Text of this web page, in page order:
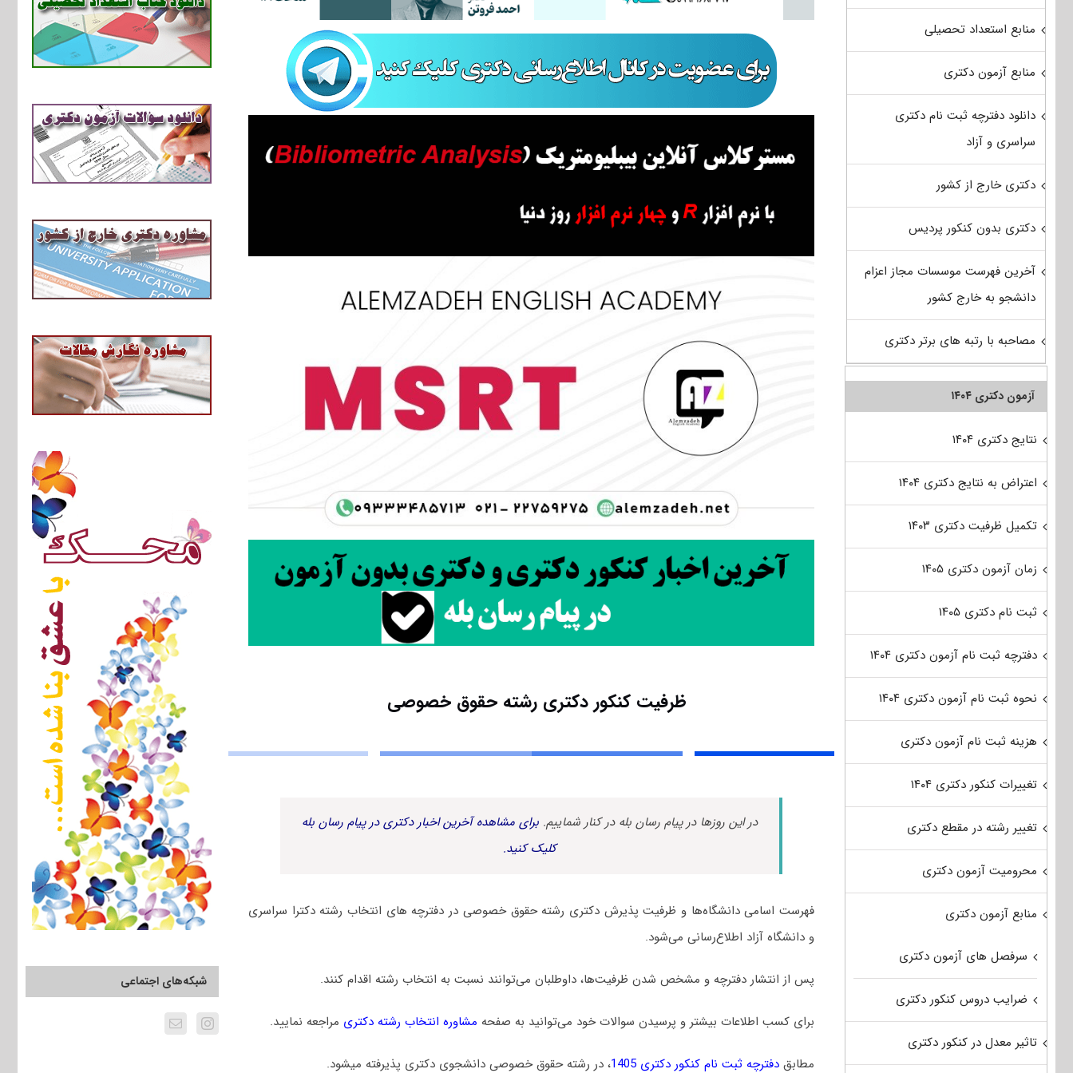
ظرفیت کنکور دکتری رشته ﺣﻘﻮق ﺧﺼﻮصی
در این روزها در پیام رسان بله در کنار شماییم. برای مشاهده آخرین اخبار دکتری در پیام رسان بله
کلیک کنید.
فهرست اسامی دانشگاه‌ها و ظرفیت پذیرش دکتری رشته ﺣﻘﻮق ﺧﺼﻮصی در دفترچه های انتخاب رشته دکترا سراسری
و دانشگاه آزاد اطلاع‌رسانی می‌شود.
پس از انتشار دفترچه و مشخص شدن ظرفیت‌ها، داوطلبان می‌توانند نسبت به انتخاب رشته اقدام کنند.
برای کسب اطلاعات بیشتر و پرسیدن سوالات خود می‌توانید به صفحه مشاوره انتخاب رشته دکتری مراجعه نمایید.
مطابق دفترچه ثبت نام کنکور دکتری 1405 ، در رشته حقوق خصوصی دانشجوی دکتری پذیرفته میشود.
شبکه‌های اجتماعی
منابع استعداد تحصیلی
منابع آزمون دکتری
دانلود دفترچه ثبت نام دکتری
سراسری و آزاد
دکتری خارج از کشور
دکتری بدون کنکور پردیس
آخرین فهرست موسسات مجاز اعزام
دانشجو به خارج کشور
مصاحبه با رتبه های برتر دکتری
آزمون دکتری ۱۴۰۴
نتایج دکتری ۱۴۰۴
اعتراض به نتایج دکتری ۱۴۰۴
تکمیل ظرفیت دکتری ۱۴۰۳
زمان آزمون دکتری ۱۴۰۵
ثبت نام دکتری ۱۴۰۵
دفترچه ثبت نام آزمون دکتری ۱۴۰۴
نحوه ثبت نام آزمون دکتری ۱۴۰۴
هزینه ثبت نام آزمون دکتری
تغییرات کنکور دکتری ۱۴۰۴
تغییر رشته در مقطع دکتری
محرومیت آزمون دکتری
منابع آزمون دکتری
سرفصل های آزمون دکتری
ضرایب دروس کنکور دکتری
تاثیر معدل در کنکور دکتری